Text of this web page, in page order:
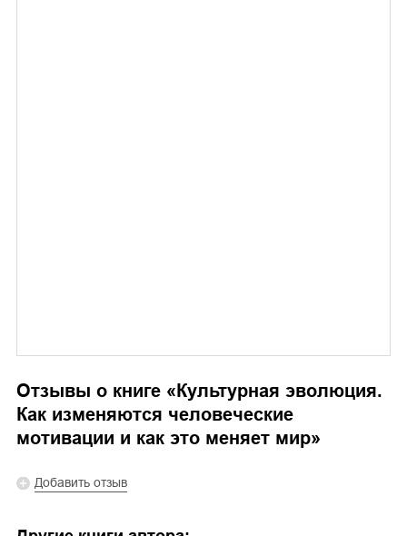
Отзывы о книге « Культурная эволюция.
Как изменяются человеческие
мотивации и как это меняет мир»
Добавить отзыв